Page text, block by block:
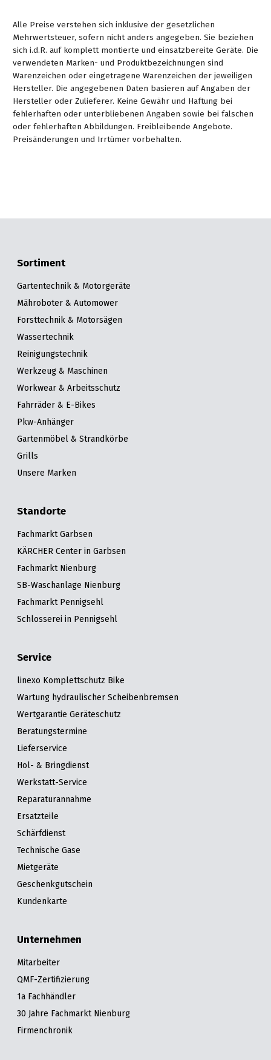
Alle Preise verstehen sich inklusive der gesetzlichen
Mehrwertsteuer, sofern nicht anders angegeben. Sie beziehen
sich i.d.R. auf komplett montierte und einsatzbereite Geräte. Die
verwendeten Marken- und Produktbezeichnungen sind
Warenzeichen oder eingetragene Warenzeichen der jeweiligen
Hersteller. Die angegebenen Daten basieren auf Angaben der
Hersteller oder Zulieferer. Keine Gewähr und Haftung bei
fehlerhaften oder unterbliebenen Angaben sowie bei falschen
oder fehlerhaften Abbildungen. Freibleibende Angebote.
Preisänderungen und Irrtümer vorbehalten.
Sortiment
Gartentechnik & Motorgeräte
Mähroboter & Automower
Forsttechnik & Motorsägen
Wassertechnik
Reinigungstechnik
Werkzeug & Maschinen
Workwear & Arbeitsschutz
Fahrräder & E-Bikes
Pkw-Anhänger
Gartenmöbel & Strandkörbe
Grills
Unsere Marken
Standorte
Fachmarkt Garbsen
KÄRCHER Center in Garbsen
Fachmarkt Nienburg
SB-Waschanlage Nienburg
Fachmarkt Pennigsehl
Schlosserei in Pennigsehl
Service
linexo Komplettschutz Bike
Wartung hydraulischer Scheibenbremsen
Wertgarantie Geräteschutz
Beratungstermine
Lieferservice
Hol- & Bringdienst
Werkstatt-Service
Reparaturannahme
Ersatzteile
Schärfdienst
Technische Gase
Mietgeräte
Geschenkgutschein
Kundenkarte
Unternehmen
Mitarbeiter
QMF-Zertifizierung
1a Fachhändler
30 Jahre Fachmarkt Nienburg
Firmenchronik